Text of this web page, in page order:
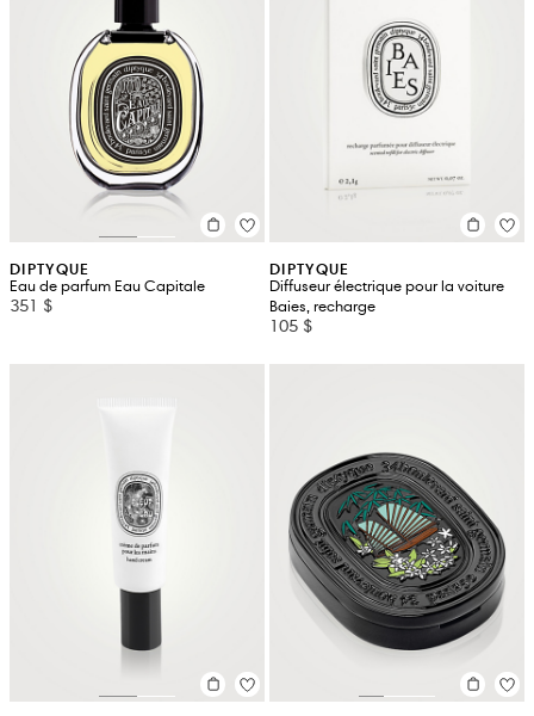
DIPTYQUE
Eau de parfum Eau Capitale
351 $
DIPTYQUE
Diffuseur électrique pour la voiture
Baies, recharge
105 $